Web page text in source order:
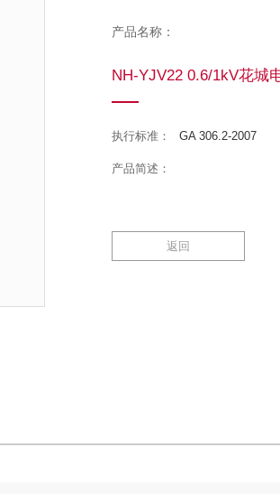
产品名称：
NH-YJV22 0.6/1kV花城
执行标准： GA 306.2-2007
产品简述：
返回